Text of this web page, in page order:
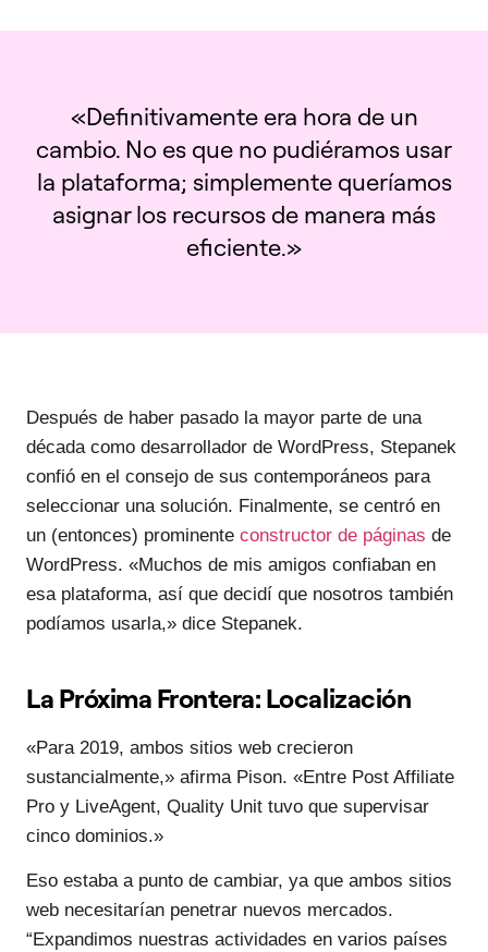
«Definitivamente era hora de un
cambio. No es que no pudiéramos usar
la plataforma; simplemente queríamos
asignar los recursos de manera más
eficiente.»
Después de haber pasado la mayor parte de una
década como desarrollador de WordPress, Stepanek
confió en el consejo de sus contemporáneos para
seleccionar una solución. Finalmente, se centró en
un (entonces) prominente constructor de páginas de
WordPress. «Muchos de mis amigos confiaban en
esa plataforma, así que decidí que nosotros también
podíamos usarla,» dice Stepanek.
La Próxima Frontera: Localización
«Para 2019, ambos sitios web crecieron
sustancialmente,» afirma Pison. «Entre Post Affiliate
Pro y LiveAgent, Quality Unit tuvo que supervisar
cinco dominios.»
Eso estaba a punto de cambiar, ya que ambos sitios
web necesitarían penetrar nuevos mercados.
“Expandimos nuestras actividades en varios países